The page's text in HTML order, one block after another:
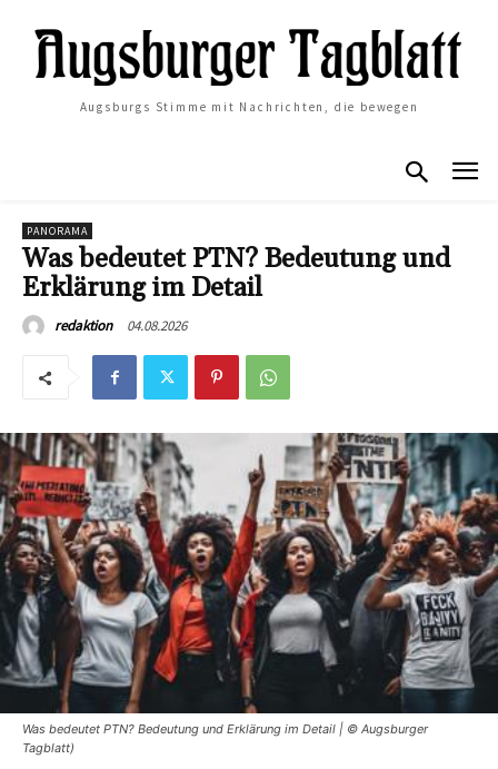
Augsburgs Stimme mit Nachrichten, die bewegen
PANORAMA
Was bedeutet PTN? Bedeutung und
Erklärung im Detail
redaktion 04.08.2026
Was bedeutet PTN? Bedeutung und Erklärung im Detail | © Augsburger
Tagblatt)